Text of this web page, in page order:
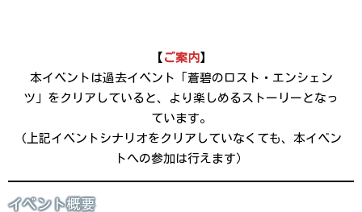
【 ご案内】
本イベントは過去イベント「蒼碧のロスト・エンシェン
ツ」をクリアしていると、より楽しめるストーリーとなっ
ています。
(上記イベントシナリオをクリアしていなくても、本イベン
トへの参加は行えます）
イベント概要